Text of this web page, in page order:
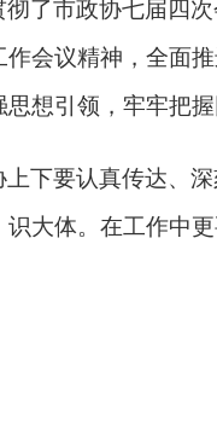
彻了市政协七届四
会议精神，全面
思想引领， 牢牢把
上下要认真传达、
识大体。 在工作中